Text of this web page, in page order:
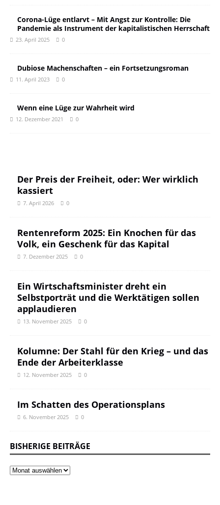
Corona-Lüge entlarvt – Mit Angst zur Kontrolle: Die
Pandemie als Instrument der kapitalistischen Herrschaft
23. April 2025 0
Dubiose Machenschaften – ein Fortsetzungsroman
11. April 2023 0
Wenn eine Lüge zur Wahrheit wird
12. Dezember 2021 0
Der Preis der Freiheit, oder: Wer wirklich
kassiert
7. April 2026 0
Rentenreform 2025: Ein Knochen für das
Volk, ein Geschenk für das Kapital
7. Dezember 2025 0
Ein Wirtschaftsminister dreht ein
Selbstporträt und die Werktätigen sollen
applaudieren
13. November 2025 0
Kolumne: Der Stahl für den Krieg – und das
Ende der Arbeiterklasse
12. November 2025 0
Im Schatten des Operationsplans
6. November 2025 0
BISHERIGE BEITRÄGE